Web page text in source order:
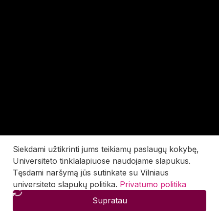
Siekdami užtikrinti jums teikiamų paslaugų kokybę,
Universiteto tinklalapiuose naudojame slapukus.
Tęsdami naršymą jūs sutinkate su Vilniaus
universiteto slapukų politika. Privatumo politika
Supratau